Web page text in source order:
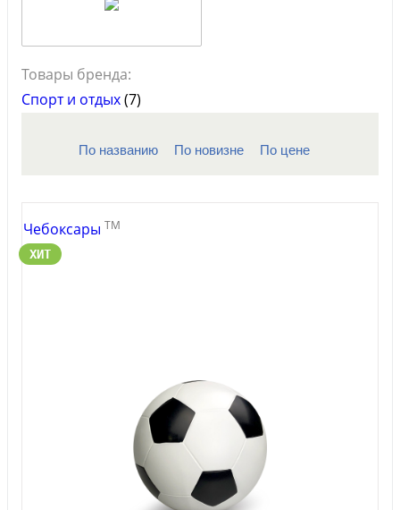
Товары бренда:
Спорт и отдых(7)
По названию По новизне По цене
Чебоксары TM
ХИТ